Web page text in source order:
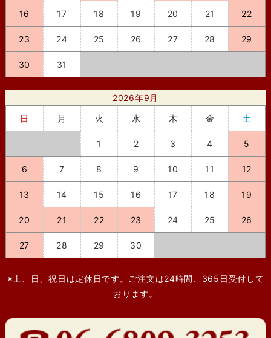
16 17 18 19 20 21 22
23 24 25 26 27 28 29
30 31
2026年9月
日
月 火 水 木 金 土
1 2 3 4 5
6 7 8 9 10 11 12
13 14 15 16 17 18 19
20 21 22 23 24 25 26
27 28 29 30
※土、日、祝日は定休日です。ご注文は24時間、365日受付して
おります。